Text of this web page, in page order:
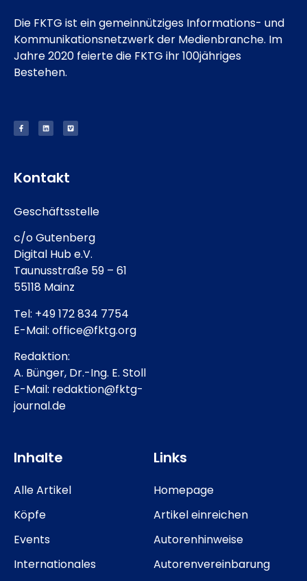
Die FKTG ist ein gemeinnütziges Informations- und
Kommunikationsnetzwerk der Medienbranche. Im
Jahre 2020 feierte die FKTG ihr 100jähriges
Bestehen.
Kontakt
Geschäftsstelle
c/o Gutenberg
Digital Hub e.V.
Taunusstraße 59 – 61
55118 Mainz
Tel: +49 172 834 7754
E-Mail: office@fktg.org
Redaktion:
A. Bünger, Dr.-Ing. E. Stoll
E-Mail: redaktion@fktg-
journal.de
Inhalte
Alle Artikel
Köpfe
Events
Internationales
Links
Homepage
Artikel einreichen
Autorenhinweise
Autorenvereinbarung